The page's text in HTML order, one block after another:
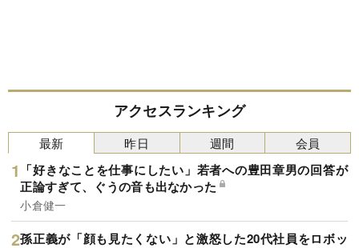
アクセスランキング
最新
「好きなことを仕事にしたい」若者への豊田章男の回答が
正論すぎて、ぐうの音も出なかった
小倉健一
孫正義が「顔も見たくない」と激怒した20代社員をロボッ
昨日 週間 会員